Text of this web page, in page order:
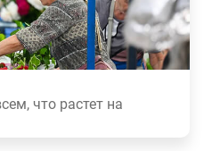
что растет на